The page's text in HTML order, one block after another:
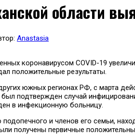
области
Anastasia
коронавирусом COVID-19
положительные результаты.
южных регионах РФ, с марта
подтвержден случай
в инфекционную больницу.
и членов его семьи,
получены первичные